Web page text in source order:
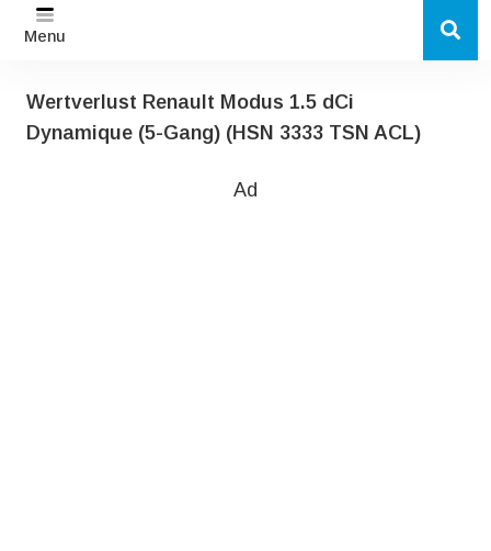
Menu
Wertverlust Renault Modus 1.5 dCi
Dynamique (5-Gang) (HSN 3333 TSN ACL)
Ad